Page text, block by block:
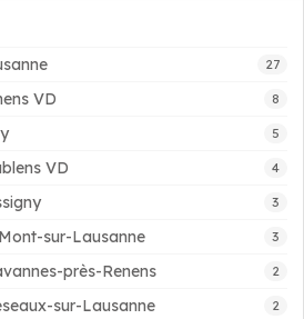
27
VD 8
5
VD 4
3
sur-Lausanne 3
près-Renens 2
sur-Lausanne 2